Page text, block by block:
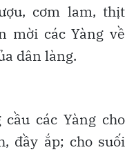
cơm lam, thịt
mời các Yàng về
dân làng.
các Yàng cho
đầy ắp; cho suối